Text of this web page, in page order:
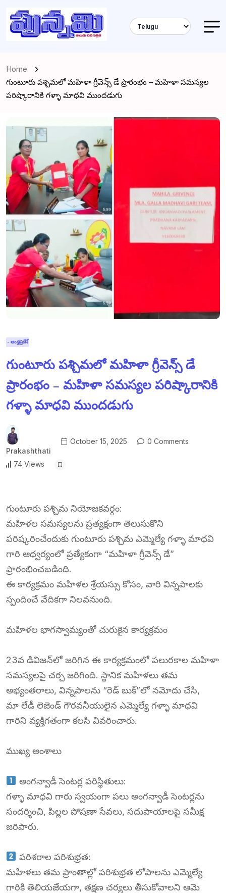
Home
గుంటూరు పశ్చిమలో మహిళా గ్రీవెన్స్ డే ప్రారంభం – మహిళా సమస్యల
పరిష్కారానికి గళ్ళా మాధవి ముందడుగు
- ఆంధ్రప్రదేశ్
గుంటూరు పశ్చిమలో మహిళా గ్రీవెన్స్ డే
ప్రారంభం – మహిళా సమస్యల పరిష్కారానికి
గళ్ళా మాధవి ముందడుగు
Prakashthati
October 15, 2025 0 Comments
74 Views
గుంటూరు పశ్చిమ నియోజకవర్గం:
మహిళల సమస్యలను ప్రత్యక్షంగా తెలుసుకొని
పరిష్కరించేందుకు గుంటూరు పశ్చిమ ఎమ్మెల్యే గళ్ళా మాధవి
గారి ఆధ్వర్యంలో ప్రత్యేకంగా “మహిళా గ్రీవెన్స్ డే”
ప్రారంభించబడింది.
ఈ కార్యక్రమం మహిళల శ్రేయస్సు కోసం, వారి విన్నపాలకు
స్పందించే వేదికగా నిలవనుంది.
మహిళల భాగస్వామ్యంతో చురుకైన కార్యక్రమం
23వ డివిజన్‌లో జరిగిన ఈ కార్యక్రమంలో పలురకాల మహిళా
సమస్యలపై చర్చ జరిగింది. స్థానిక మహిళలు తమ
అభ్యంతరాలు, విన్నపాలను “రెడ్ బుక్”లో నమోదు చేసి,
మా లేడీ లెజెండ్ గౌరవనీయులైన ఎమ్మెల్యే గళ్ళా మాధవి
గారిని వ్యక్తిగతంగా కలసి వివరించారు.
ముఖ్య అంశాలు
అంగన్వాడీ సెంటర్ల పరిస్థితులు:
గళ్ళా మాధవి గారు స్వయంగా పలు అంగన్వాడీ సెంటర్లను
సందర్శించి, పిల్లల పోషణా సేవలు, సదుపాయాలపై సమీక్ష
జరిపారు.
పరిశరాల పరిశుభ్రత:
మహిళలు తమ ప్రాంతాల్లో పరిశుభ్రత లోపాలను ఎమ్మెల్యే
గారికి తెలియజేయగా, తక్షణ చర్యలు తీసుకోవాలని ఆమె